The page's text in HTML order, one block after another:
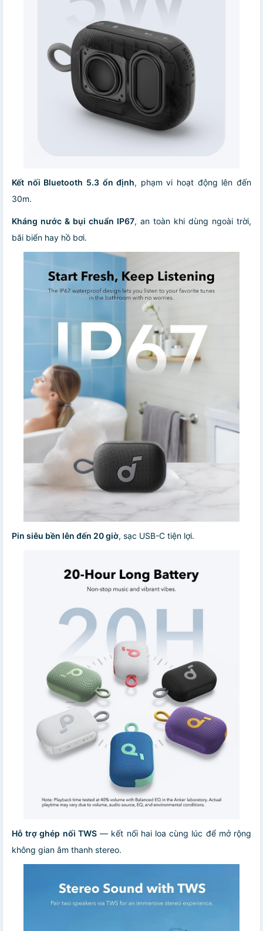
Kết nối Bluetooth 5.3 ổn định, phạm vi hoạt động lên đến
30m.
Kháng nước & bụi chuẩn IP67, an toàn khi dùng ngoài trời,
bãi biển hay hồ bơi.
Pin siêu bền lên đến 20 giờ, sạc USB-C tiện lợi.
Hỗ trợ ghép nối TWS— kết nối hai loa cùng lúc để mở rộng
không gian âm thanh stereo.